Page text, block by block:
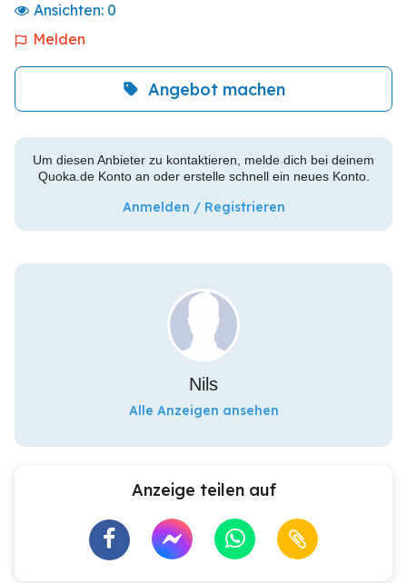
Ansichten: 0
Melden
Angebot machen
Um diesen Anbieter zu kontaktieren, melde dich bei deinem
Quoka.de Konto an oder erstelle schnell ein neues Konto.
Anmelden / Registrieren
Nils
Alle Anzeigen ansehen
Anzeige teilen auf